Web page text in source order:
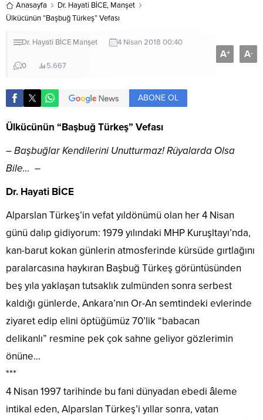
Anasayfa Dr. Hayati BİCE, Manşet
Ülkücünün “Başbuğ Türkeş” Vefası
Dr. Hayati BİCE Manşet 4 Nisan 2018 00:40
0 5.667
A+ A-
ABONE OL
Ülkücünün “Başbuğ Türkeş” Vefası
– Başbuğlar Kendilerini Unutturmaz! Rüyalarda Olsa
Bile… –
Dr. Hayati BİCE
Alparslan Türkeş’in vefat yıldönümü olan her 4 Nisan
günü dalıp gidiyorum: 1979 yılındaki MHP Kuruşltayı’nda,
kan-barut kokan günlerin atmosferinde kürsüde gırtlağını
paralarcasına haykıran Başbuğ Türkeş görüntüsünden
beş yıla yaklaşan tutsaklık zulmünden sonra serbest
kaldığı günlerde, Ankara’nın Or-An semtindeki evlerinde
ziyaret edip elini öptüğümüz 70’lik “babacan
delikanlı” resmine pek çok sahne geliyor gözlerimin
önüne…
***
4 Nisan 1997 tarihinde bu fani dünyadan ebedi âleme
intikal eden, Alparslan Türkeş’i yıllar sonra, vatan